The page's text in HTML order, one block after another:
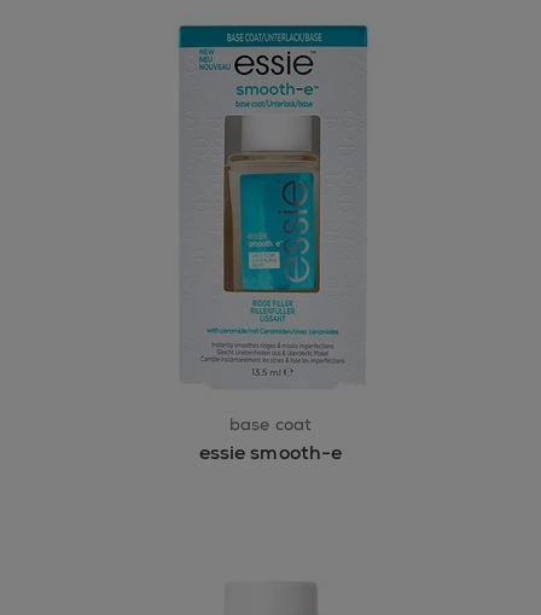
base coat
essie smooth-e